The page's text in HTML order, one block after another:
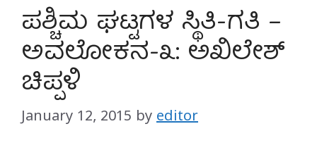
ಪಶ್ಚಿಮ ಘಟ್ಟಗಳ ಸ್ಥಿತಿ-ಗತಿ –
ಅವಲೋಕನ-೩: ಅಖಿಲೇಶ್
ಚಿಪ್ಪಳಿ
January 12, 2015 by editor